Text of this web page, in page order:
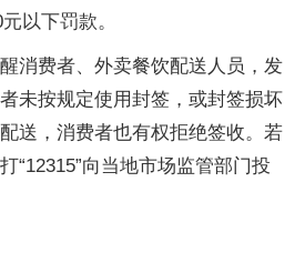
以下罚款。
消费者、外卖餐饮配送人员，发
未按规定使用封签，或封签损坏
送，消费者也有权拒绝签收。若
“12315”向当地市场监管部门投